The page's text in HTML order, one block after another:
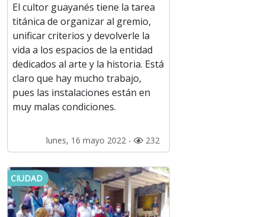
El cultor guayanés tiene la tarea
titánica de organizar al gremio,
unificar criterios y devolverle la
vida a los espacios de la entidad
dedicados al arte y la historia. Está
claro que hay mucho trabajo,
pues las instalaciones están en
muy malas condiciones.
lunes, 16 mayo 2022 - 232
CIUDAD